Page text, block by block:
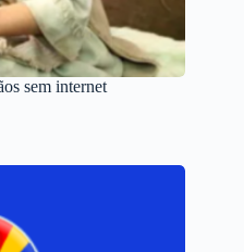
sem internet